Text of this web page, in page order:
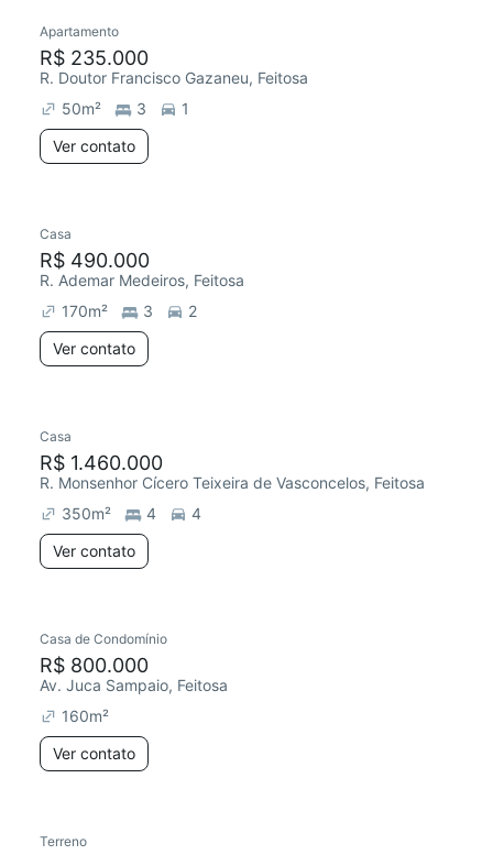
Apartamento
R$ 235.000
R. Doutor Francisco Gazaneu, Feitosa
50m² 3
1
Ver contato
Casa
R$ 490.000
R. Ademar Medeiros, Feitosa
170m² 3
2
Ver contato
Casa
R$ 1.460.000
R. Monsenhor Cícero Teixeira de Vasconcelos, Feitosa
350m² 4
4
Ver contato
Chegou este mês
Casa de Condomínio
R$ 800.000
Av. Juca Sampaio, Feitosa
160m²
Ver contato
Chegou este mês
Terreno